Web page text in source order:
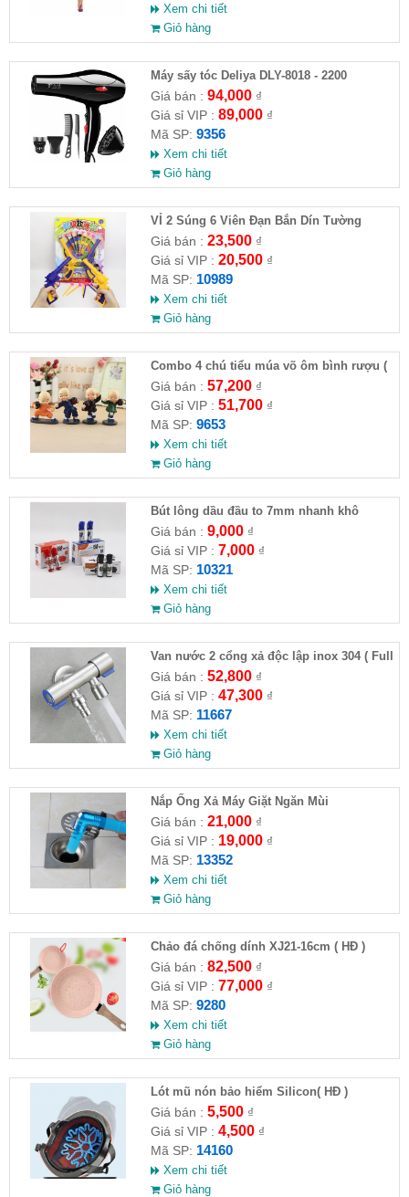
Xem chi tiết
Giỏ hàng
Máy sấy tóc Deliya DLY-8018 - 2200
Giá bán : 94,000₫
Giá sỉ VIP : 89,000₫
Mã SP: 9356
Xem chi tiết
Giỏ hàng
VỈ 2 Súng 6 Viên Đạn Bắn Dín Tường
Giá bán : 23,500₫
Giá sỉ VIP : 20,500₫
Mã SP: 10989
Xem chi tiết
Giỏ hàng
Combo 4 chú tiểu múa võ ôm bình rượu (
HĐ )
Giá bán : 57,200₫
Giá sỉ VIP : 51,700₫
Mã SP: 9653
Xem chi tiết
Giỏ hàng
Bút lông dầu đầu to 7mm nhanh khô
Giá bán : 9,000₫
Giá sỉ VIP : 7,000₫
Mã SP: 10321
Xem chi tiết
Giỏ hàng
Van nước 2 cổng xả độc lập inox 304 ( Full
VAT )
Giá bán : 52,800₫
Giá sỉ VIP : 47,300₫
Mã SP: 11667
Xem chi tiết
Giỏ hàng
Nắp Ống Xả Máy Giặt Ngăn Mùi
Giá bán : 21,000₫
Giá sỉ VIP : 19,000₫
Mã SP: 13352
Xem chi tiết
Giỏ hàng
Chảo đá chống dính XJ21-16cm ( HĐ )
Giá bán : 82,500₫
Giá sỉ VIP : 77,000₫
Mã SP: 9280
Xem chi tiết
Giỏ hàng
Lót mũ nón bảo hiểm Silicon( HĐ )
Giá bán : 5,500₫
Giá sỉ VIP : 4,500₫
Mã SP: 14160
Xem chi tiết
Giỏ hàng